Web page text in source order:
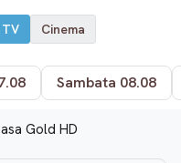
Cinema
Sambata 08.08
Gold HD